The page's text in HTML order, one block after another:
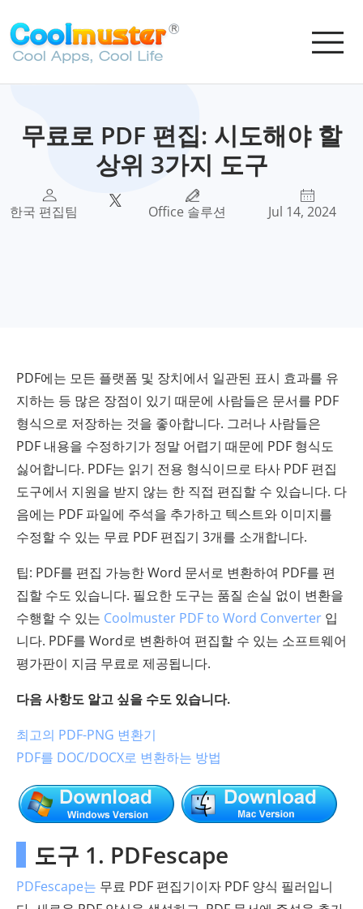
무료로 PDF 편집: 시도해야 할
상위 3가지 도구
한국 편집팀 Office 솔루션 Jul 14, 2024
PDF에는 모든 플랫폼 및 장치에서 일관된 표시 효과를 유
지하는 등 많은 장점이 있기 때문에 사람들은 문서를 PDF
형식으로 저장하는 것을 좋아합니다. 그러나 사람들은
PDF 내용을 수정하기가 정말 어렵기 때문에 PDF 형식도
싫어합니다. PDF는 읽기 전용 형식이므로 타사 PDF 편집
도구에서 지원을 받지 않는 한 직접 편집할 수 있습니다. 다
음에는 PDF 파일에 주석을 추가하고 텍스트와 이미지를
수정할 수 있는 무료 PDF 편집기 3개를 소개합니다.
팁: PDF를 편집 가능한 Word 문서로 변환하여 PDF를 편
집할 수도 있습니다. 필요한 도구는 품질 손실 없이 변환을
수행할 수 있는 Coolmuster PDF to Word Converter 입
니다. PDF를 Word로 변환하여 편집할 수 있는 소프트웨어
평가판이 지금 무료로 제공됩니다.
다음 사항도 알고 싶을 수도 있습니다.
최고의 PDF-PNG 변환기
PDF를 DOC/DOCX로 변환하는 방법
도구 1. PDFescape
PDFescape는 무료 PDF 편집기이자 PDF 양식 필러입니